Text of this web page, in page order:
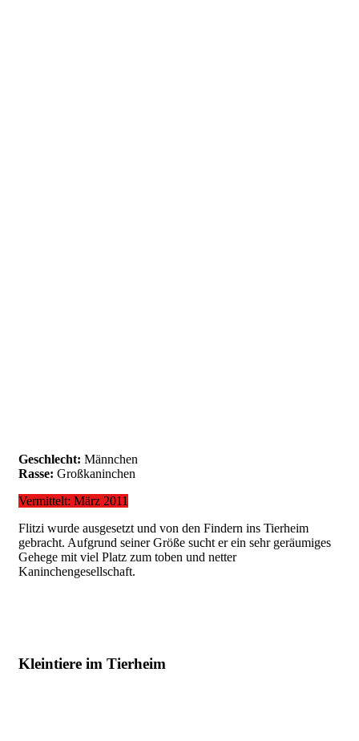
Geschlecht: Männchen
Rasse: Großkaninchen
Vermittelt: März 2011
Flitzi wurde ausgesetzt und von den Findern ins Tierheim
gebracht. Aufgrund seiner Größe sucht er ein sehr geräumiges
Gehege mit viel Platz zum toben und netter
Kaninchengesellschaft.
Kleintiere im Tierheim